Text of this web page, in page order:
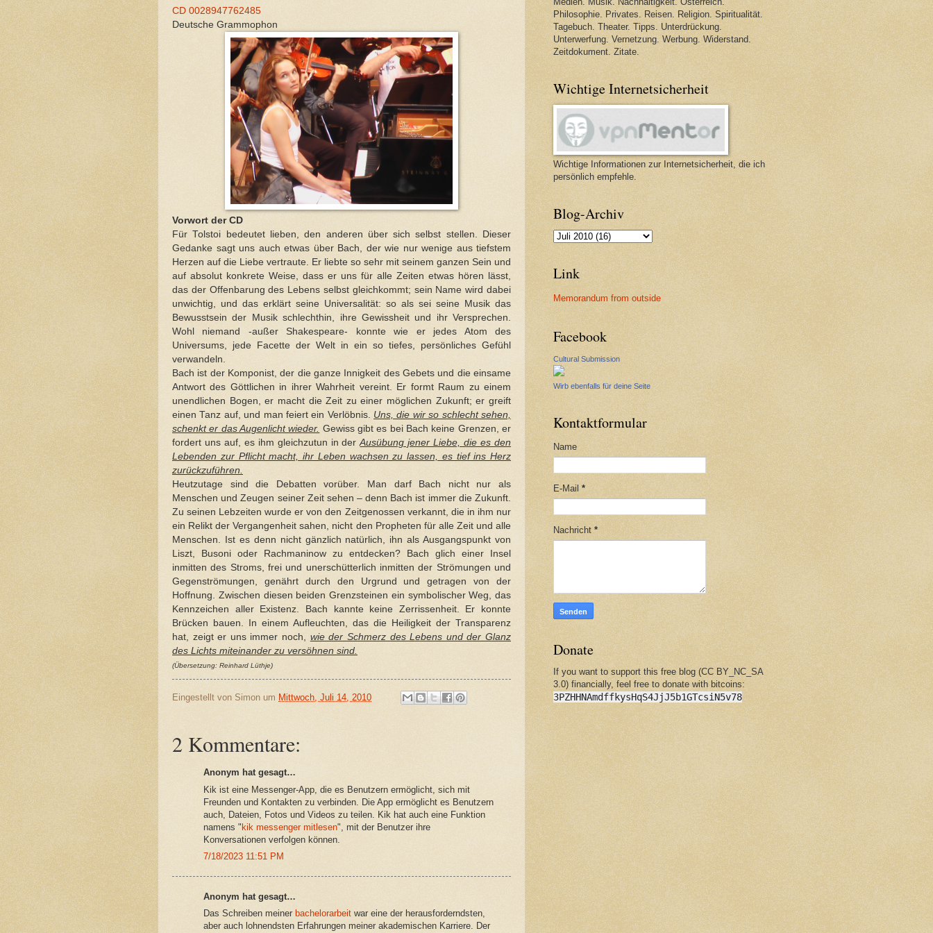
CD 0028947762485
Deutsche Grammophon
Vorwort der CD
Für Tolstoi bedeutet lieben, den anderen über sich selbst stellen. Dieser
Gedanke sagt uns auch etwas über Bach, der wie nur wenige aus tiefstem
Herzen auf die Liebe vertraute. Er liebte so sehr mit seinem ganzen Sein und
auf absolut konkrete Weise, dass er uns für alle Zeiten etwas hören lässt,
das der Offenbarung des Lebens selbst gleichkommt; sein Name wird dabei
unwichtig, und das erklärt seine Universalität: so als sei seine Musik das
Bewusstsein der Musik schlechthin, ihre Gewissheit und ihr Versprechen.
Wohl niemand -außer Shakespeare- konnte wie er jedes Atom des
Universums, jede Facette der Welt in ein so tiefes, persönliches Gefühl
verwandeln.
Bach ist der Komponist, der die ganze Innigkeit des Gebets und die einsame
Antwort des Göttlichen in ihrer Wahrheit vereint. Er formt Raum zu einem
unendlichen Bogen, er macht die Zeit zu einer möglichen Zukunft; er greift
einen Tanz auf, und man feiert ein Verlöbnis. Uns, die wir so schlecht sehen,
schenkt er das Augenlicht wieder. Gewiss gibt es bei Bach keine Grenzen, er
fordert uns auf, es ihm gleichzutun in derAusübung jener Liebe, die es den
Lebenden zur Pflicht macht, ihr Leben wachsen zu lassen, es tief ins Herz
zurückzuführen.
Heutzutage sind die Debatten vorüber. Man darf Bach nicht nur als
Menschen und Zeugen seiner Zeit sehen – denn Bach ist immer die Zukunft.
Zu seinen Lebzeiten wurde er von den Zeitgenossen verkannt, die in ihm nur
ein Relikt der Vergangenheit sahen, nicht den Propheten für alle Zeit und alle
Menschen. Ist es denn nicht gänzlich natürlich, ihn als Ausgangspunkt von
Liszt, Busoni oder Rachmaninow zu entdecken? Bach glich einer Insel
inmitten des Stroms, frei und unerschütterlich inmitten der Strömungen und
Gegenströmungen, genährt durch den Urgrund und getragen von der
Hoffnung. Zwischen diesen beiden Grenzsteinen ein symbolischer Weg, das
Kennzeichen aller Existenz. Bach kannte keine Zerrissenheit. Er konnte
Brücken bauen. In einem Aufleuchten, das die Heiligkeit der Transparenz
hat, zeigt er uns immer noch, wie der Schmerz des Lebens und der Glanz
des Lichts miteinander zu versöhnen sind.
(Übersetzung: Reinhard Lüthje)
Eingestellt von Simon um Mittwoch, Juli 14, 2010
2 Kommentare:
Anonym hat gesagt…
Kik ist eine Messenger-App, die es Benutzern ermöglicht, sich mit
Freunden und Kontakten zu verbinden. Die App ermöglicht es Benutzern
auch, Dateien, Fotos und Videos zu teilen. Kik hat auch eine Funktion
namens "kik messenger mitlesen", mit der Benutzer ihre
Konversationen verfolgen können.
7/18/2023 11:51 PM
Anonym hat gesagt…
Das Schreiben meiner bachelorarbeit war eine der herausforderndsten,
aber auch lohnendsten Erfahrungen meiner akademischen Karriere. Der
Philosophie. Privates. Reisen. Religion. Spiritualität.
Tagebuch. Theater. Tipps. Unterdrückung.
Unterwerfung. Vernetzung. Werbung. Widerstand.
Zeitdokument. Zitate.
Wichtige Internetsicherheit
Wichtige Informationen zur Internetsicherheit, die ich
persönlich empfehle.
Blog-Archiv
Link
Memorandum from outside
Facebook
Cultural Submission
Wirb ebenfalls für deine Seite
Kontaktformular
Name
E-Mail *
Nachricht *
Donate
If you want to support this free blog (CC BY_NC_SA
3.0) financially, feel free to donate with bitcoins:
3PZHHNAmdffkysHqS4JjJ5b1GTcsiN5v78